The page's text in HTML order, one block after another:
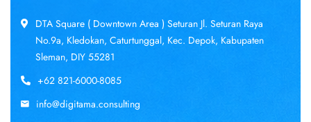
DTA Square ( Downtown Area ) Seturan Jl. Seturan Raya
No.9a, Kledokan, Caturtunggal, Kec. Depok, Kabupaten
Sleman, DIY 55281
+62 821-6000-8085
info@digitama.consulting